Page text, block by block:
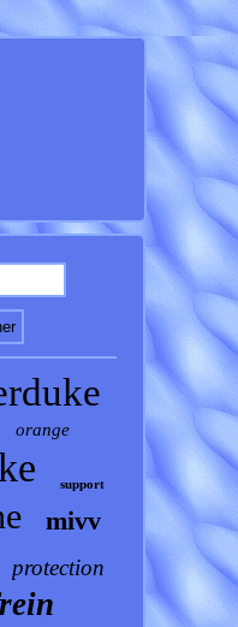
orange
support
mivv
protection